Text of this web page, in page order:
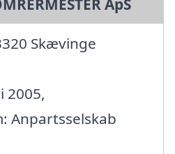
ApS
Skævinge
2005,
Anpartsselskab